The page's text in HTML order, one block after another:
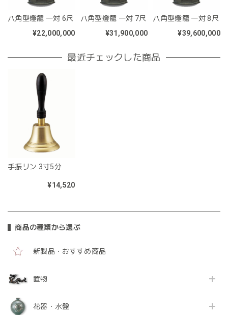
商品の種類から選ぶ
新製品・おすすめ商品
置物
花器・水盤
八角型燈籠 一対 6尺
¥22,000,000
八角型燈籠 一対 7尺
¥31,900,000
八角型燈籠 一対 8尺
¥39,600,000
最近チェックした商品
手振リン 3寸5分
¥14,520